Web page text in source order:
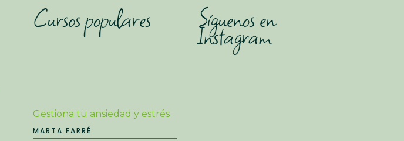
Cursos populares
Gestiona tu ansiedad y estrés
MARTA FARRÉ
Síguenos en
Instagram